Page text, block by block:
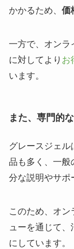
かかるため、 価
一方で、オンラ
に対してより お
います。
また、 専門的
グレースジェ
品も多く、一般
分な説明やサポ
このため、オ
ューを通じて、
にしています。